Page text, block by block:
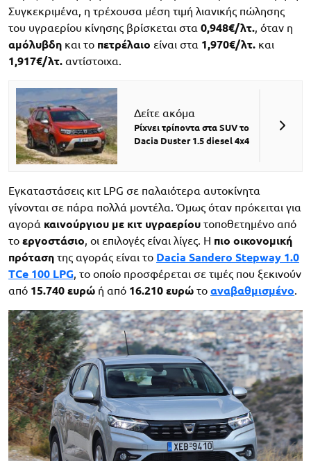
Συγκεκριμένα, η τρέχουσα μέση τιμή λιανικής πώλησης
του υγραερίου κίνησης βρίσκεται στα 0,948€/λτ., όταν η
αμόλυβδη και το πετρέλαιο είναι στα 1,970€/λτ. και
1,917€/λτ. αντίστοιχα.
Δείτε ακόμα
Ρίχνει τρίποντα στα SUV το
Dacia Duster 1.5 diesel 4x4
Εγκαταστάσεις κιτ LPG σε παλαιότερα αυτοκίνητα
γίνονται σε πάρα πολλά μοντέλα. Όμως όταν πρόκειται για
αγορά καινούργιου με κιτ υγραερίου τοποθετημένο από
το εργοστάσιο , οι επιλογές είναι λίγες. Η πιο οικονομική
πρόταση της αγοράς είναι το Dacia Sandero Stepway 1.0
TCe 100 LPG , το οποίο προσφέρεται σε τιμές που ξεκινούν
από 15.740 ευρώ ή από 16.210 ευρώ το αναβαθμισμένο